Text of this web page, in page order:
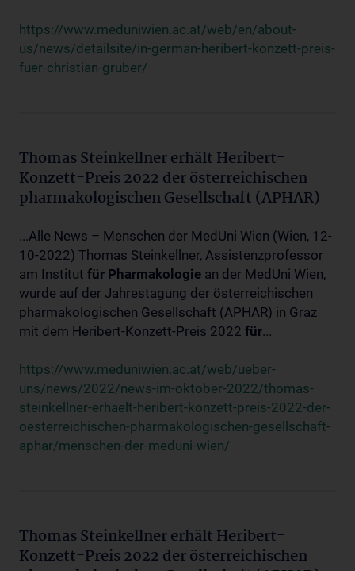
https://www.meduniwien.ac.at/web/en/about-
us/news/detailsite/in-german-heribert-konzett-preis-
fuer-christian-gruber/
Thomas Steinkellner erhält Heribert-
Konzett-Preis 2022 der österreichischen
pharmakologischen Gesellschaft (APHAR)
...Alle News – Menschen der MedUni Wien (Wien, 12-
10-2022) Thomas Steinkellner, Assistenzprofessor
am Institut für Pharmakologie an der MedUni Wien,
wurde auf der Jahrestagung der österreichischen
pharmakologischen Gesellschaft (APHAR) in Graz
mit dem Heribert-Konzett-Preis 2022 für...
https://www.meduniwien.ac.at/web/ueber-
uns/news/2022/news-im-oktober-2022/thomas-
steinkellner-erhaelt-heribert-konzett-preis-2022-der-
oesterreichischen-pharmakologischen-gesellschaft-
aphar/menschen-der-meduni-wien/
Thomas Steinkellner erhält Heribert-
Konzett-Preis 2022 der österreichischen